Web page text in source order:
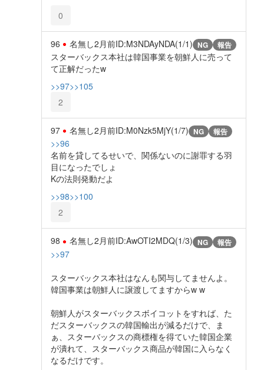
0
96 名無し2月前ID:M3NDAyNDA(1/1) NG 報告
スターバックス本社は韓国事業を朝鮮人に売って
て正解だったw
>>97>>105
2
97 名無し2月前ID:M0Nzk5MjY(1/7) NG 報告
>>96
名前を貸してるせいで、関係ないのに謝罪する羽
目になったでしょ
Kの法則発動だよ
>>98>>100
2
98 名無し2月前ID:AwOTI2MDQ(1/3) NG 報告
>>97
スターバックス本社はなんも関与してませんよ。
韓国事業は朝鮮人に譲渡してますからw w
朝鮮人がスターバックスボイコットをすれば、た
だスターバックスの韓国輸出が減るだけで、ま
ぁ、スターバックスの商標権を得ていた韓国企業
が潰れて、スターバックス商品が韓国に入らなく
なるだけです。